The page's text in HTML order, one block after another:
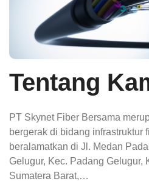
Tentang
PT Skynet Fiber Bersama
bergerak di bidang infrastruktur
beralamatkan di Jl. Medan
Gelugur, Kec. Padang Gelugur,
Sumatera Barat,…